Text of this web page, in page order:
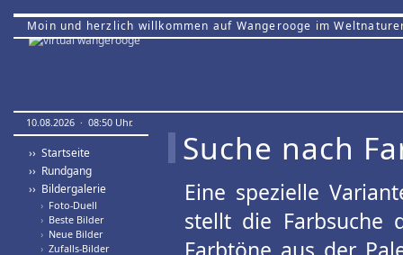
Moin und herzlich willkommen auf Wangerooge im
10.08.2026 · 08:50 Uhr.
›› Startseite
›› Rundgang
›› Bildergalerie
› Foto-Duell
› Beste Bilder
› Neue Bilder
› Zufalls-Bilder
Suche nach
Eine spezielle
stellt die Farbsuche